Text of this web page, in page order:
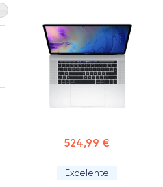
524,99 €
Excelente